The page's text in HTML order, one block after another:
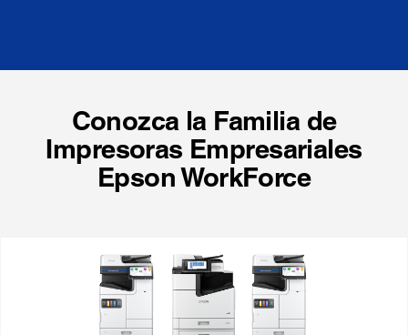
Conozca la Familia de
Impresoras Empresariales
Epson WorkForce